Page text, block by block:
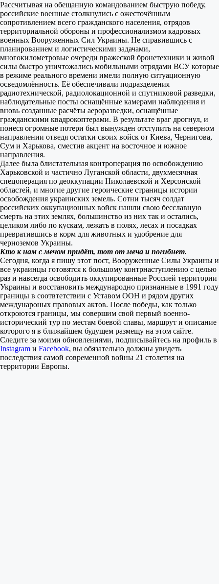
Рассчитывая на обещанную командованием быструю победу,
российские военные столкнулись с ожесточённым
сопротивлением всего гражданского населения, отрядов
территориальной обороны и профессионализмом кадровых
военных Вооруженных Сил Украины. Не справившись с
планированием и логистическими задачами,
многокилометровые очереди вражеской бронетехники и живой
силы быстро уничтожались мобильными отрядами ВСУ которые
в режиме реального времени имели полную ситуационную
осведомлённость. Её обеспечивали подразделения
радиотехнической, радиолокационной и спутниковой разведки,
наблюдательные посты оснащённые камерами наблюдения и
вновь созданные расчёты аероразведки, оснащённые
гражданскими квадрокоптерами. В результате враг дрогнул, и
понеся огромные потери был вынужден отступить на северном
направлении отведя остатки своих войск от Киева, Чернигова,
Сум и Харькова, сместив акцент на восточное и южное
направления.
Далее была блистательная контроперация по освобождению
Харьковской и частично Луганской области, двухмесячная
спецоперация по деоккупации Николаевской и Херсонской
областей, и многие другие героические страницы истории
освобождения украинских земель. Сотни тысяч солдат
российских оккупационных войск нашли свою бесславную
смерть на этих землях, большинство из них так и остались,
целиком либо по кускам, лежать в полях, лесах и посадках
превратившись в корм для животных и удобрение для
черноземов Украины.
Кто к нам с мечом придёт, тот от меча и погибнет.
Сегодня, когда я пишу этот пост, Вооруженные Силы Украины и
все украинцы готовятся к большому контрнаступлению с целью
раз и навсегда освободить оккупированные Россией территории
Украины и восстановить международно признанные в 1991 году
границы в соотвтетствии с Уставом ООН и рядом других
междунароных правовых актов. После победы, как только
откроются границы, мы совершим свой первый военно-
исторический тур по местам боевой славы, маршрут и описание
которого я в ближайшем будущем размещу на этом сайте.
Следите за моими обновлениями, подписывайтесь на профиль в
Instagram и Facebook, вы обязательно должны увидеть
последствия самой современной войны 21 столетия на
территории Европы.